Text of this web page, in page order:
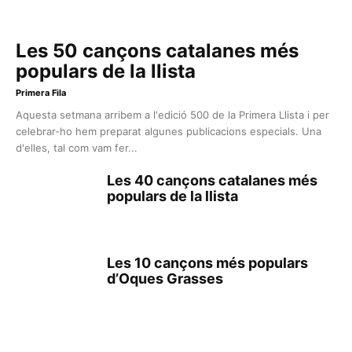
Les 50 cançons catalanes més
populars de la llista
Primera Fila
Aquesta setmana arribem a l'edició 500 de la Primera Llista i per
celebrar-ho hem preparat algunes publicacions especials. Una
d'elles, tal com vam fer...
Les 40 cançons catalanes més
populars de la llista
Les 10 cançons més populars
d’Oques Grasses